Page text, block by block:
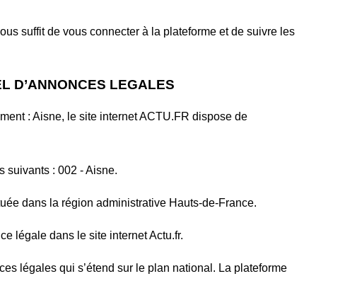
suffit de vous connecter à la plateforme et de suivre les
D’ANNONCES LEGALES
: Aisne, le site internet ACTU.FR dispose de
suivants : 002 - Aisne.
dans la région administrative Hauts-de-France.
légale dans le site internet Actu.fr.
légales qui s’étend sur le plan national. La plateforme